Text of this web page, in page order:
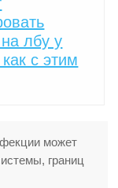
лбу у
с этим
может
границ